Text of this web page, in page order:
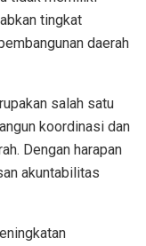
tingkat
daerah
salah satu
koordinasi dan
Dengan harapan
akuntabilitas